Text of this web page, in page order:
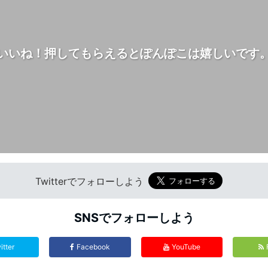
いね！押してもらえるとぽんぽこは嬉しいです。
Twitterでフォローしよう
SNSでフォローしよう
Facebook YouTube